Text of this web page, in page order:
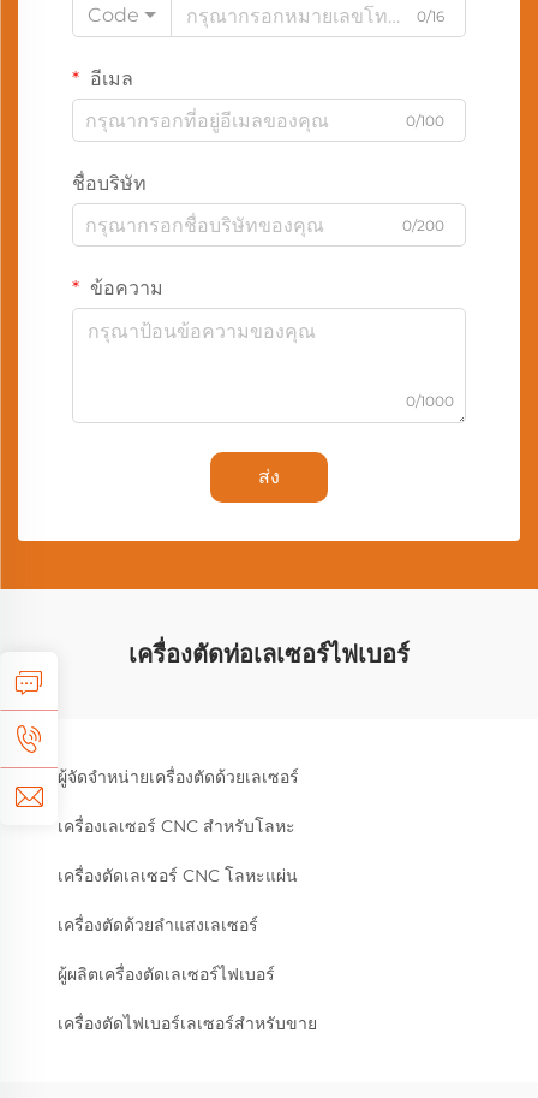
Code
0/16
อีเมล
0/100
ชื่อบริษัท
0/200
ข้อความ
0/1000
ส่ง
เครื่องตัดท่อเลเซอร์ไฟเบอร์
ผู้จัดจำหน่ายเครื่องตัดด้วยเลเซอร์
เครื่องเลเซอร์ CNC สำหรับโลหะ
เครื่องตัดเลเซอร์ CNC โลหะแผ่น
เครื่องตัดด้วยลำแสงเลเซอร์
ผู้ผลิตเครื่องตัดเลเซอร์ไฟเบอร์
เครื่องตัดไฟเบอร์เลเซอร์สำหรับขาย